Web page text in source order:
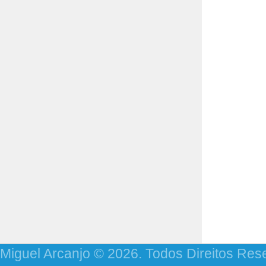
Miguel Arcanjo © 2026. Todos Direitos